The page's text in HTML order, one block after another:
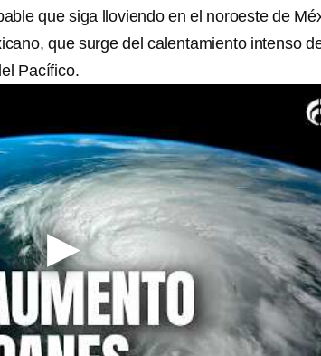
que siga lloviendo en el noroeste de
que surge del calentamiento intenso
Pacífico.